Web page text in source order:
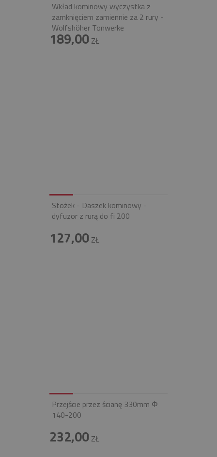
Wkład kominowy wyczystka z
zamknięciem zamiennie za 2 rury -
Wolfshöher Tonwerke
189,00ZŁ
Stożek - Daszek kominowy -
dyfuzor z rurą do fi 200
127,00ZŁ
Przejście przez ścianę 330mm Φ
140-200
232,00ZŁ